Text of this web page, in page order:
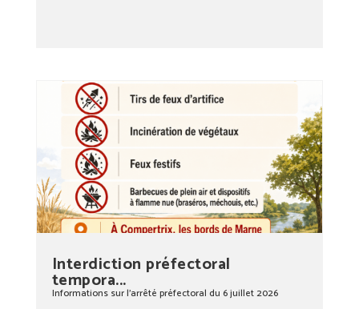
Interdiction préfectoral
tempora...
Informations sur l’arrêté préfectoral du 6 juillet 2026